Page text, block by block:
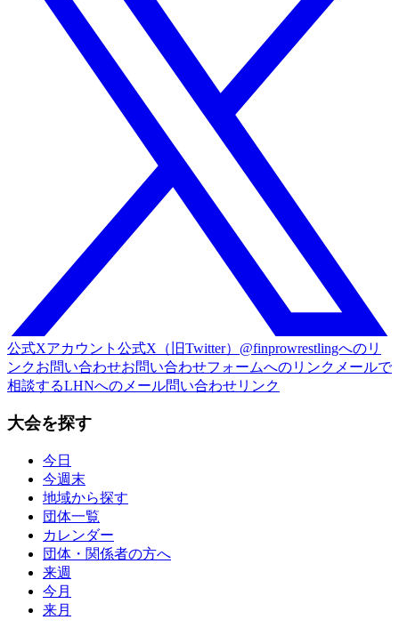
公式Xアカウント 公式X（旧Twitter）@finprowrestlingへのリ
ンクお問い合わせお問い合わせフォームへのリンク メールで
相談するLHNへのメール問い合わせリンク
大会を探す
今日
今週末
地域から探す
団体一覧
カレンダー
団体・関係者の方へ
来週
今月
来月